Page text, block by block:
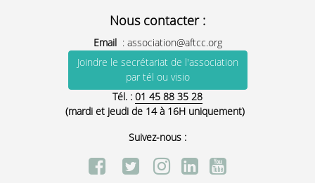
Nous contacter :
Email : association@aftcc.org
Joindre le secrétariat de l'association
par tél ou visio
Tél. : 01 45 88 35 28
(mardi et jeudi de 14 à 16H uniquement)
Suivez-nous :